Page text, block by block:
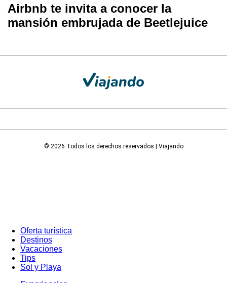
Airbnb te invita a conocer la
mansión embrujada de Beetlejuice
© 2026 Todos los derechos reservados | Viajando
Oferta turística
Destinos
Vacaciones
Tips
Sol y Playa